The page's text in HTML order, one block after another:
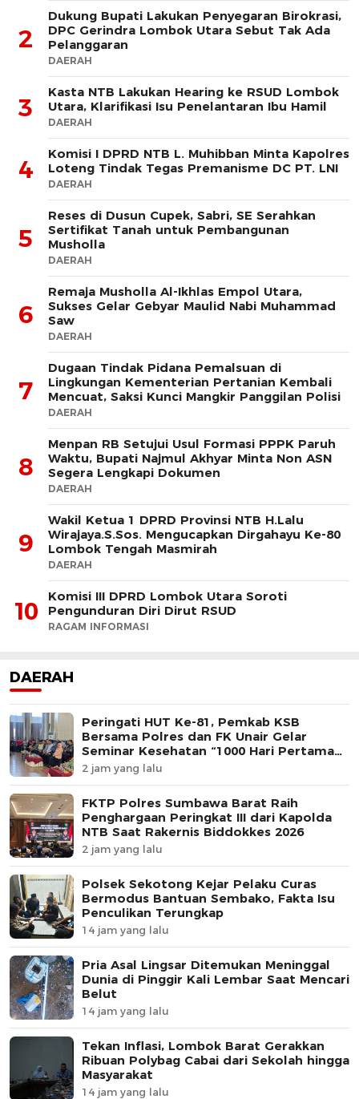
2
Dukung Bupati Lakukan Penyegaran Birokrasi,
DPC Gerindra Lombok Utara Sebut Tak Ada
Pelanggaran
DAERAH
3
Kasta NTB Lakukan Hearing ke RSUD Lombok
Utara, Klarifikasi Isu Penelantaran Ibu Hamil
DAERAH
4
Komisi I DPRD NTB L. Muhibban Minta Kapolres
Loteng Tindak Tegas Premanisme DC PT. LNI
DAERAH
5
Reses di Dusun Cupek, Sabri, SE Serahkan
Sertifikat Tanah untuk Pembangunan
Musholla
DAERAH
6
Remaja Musholla Al-Ikhlas Empol Utara,
Sukses Gelar Gebyar Maulid Nabi Muhammad
Saw
DAERAH
7
Dugaan Tindak Pidana Pemalsuan di
Lingkungan Kementerian Pertanian Kembali
Mencuat, Saksi Kunci Mangkir Panggilan Polisi
DAERAH
8
Menpan RB Setujui Usul Formasi PPPK Paruh
Waktu, Bupati Najmul Akhyar Minta Non ASN
Segera Lengkapi Dokumen
DAERAH
9
Wakil Ketua 1 DPRD Provinsi NTB H.Lalu
Wirajaya.S.Sos. Mengucapkan Dirgahayu Ke-80
Lombok Tengah Masmirah
DAERAH
10
Komisi III DPRD Lombok Utara Soroti
Pengunduran Diri Dirut RSUD
RAGAM INFORMASI
DAERAH
Peringati HUT Ke-81, Pemkab KSB
Bersama Polres dan FK Unair Gelar
Seminar Kesehatan “1000 Hari Pertama
Kehidupan”
2 jam yang lalu
FKTP Polres Sumbawa Barat Raih
Penghargaan Peringkat III dari Kapolda
NTB Saat Rakernis Biddokkes 2026
2 jam yang lalu
Polsek Sekotong Kejar Pelaku Curas
Bermodus Bantuan Sembako, Fakta Isu
Penculikan Terungkap
14 jam yang lalu
Pria Asal Lingsar Ditemukan Meninggal
Dunia di Pinggir Kali Lembar Saat Mencari
Belut
14 jam yang lalu
Tekan Inflasi, Lombok Barat Gerakkan
Ribuan Polybag Cabai dari Sekolah hingga
Masyarakat
14 jam yang lalu